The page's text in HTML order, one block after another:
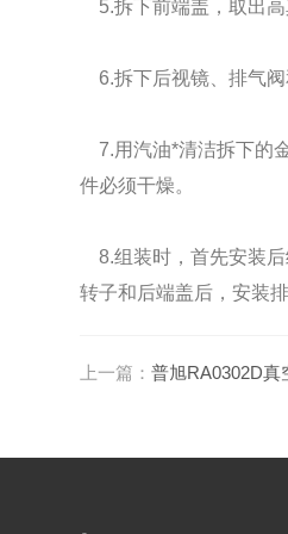
5.拆下前端盖，取出
6.拆下后视镜、排气阀
7.用汽油*清洁拆下的
件必须干燥。
8.组装时，首先安装后
转子和后端盖后，安装
上一篇：普旭RA0302D